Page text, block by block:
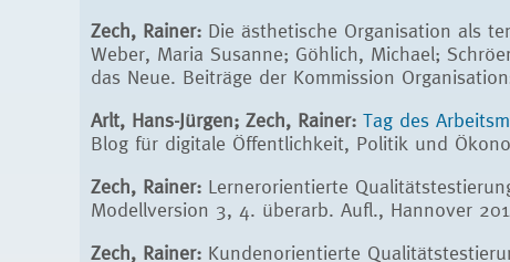
Zech, Rainer: Die ästhetische Organisation als
Weber, Maria Susanne; Göhlich, Michael;
das Neue. Beiträge der Kommission
Arlt, Hans-Jürgen; Zech, Rainer: Tag des
Blog für digitale Öffentlichkeit, Politik und
Zech, Rainer: Lernerorientierte
Modellversion 3, 4. überarb. Aufl., Hannover
Zech, Rainer: Kundenorientierte